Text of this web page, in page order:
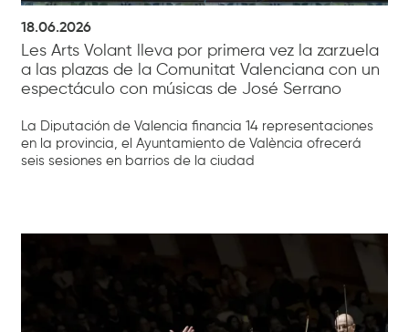
18.06.2026
Les Arts Volant lleva por primera vez la zarzuela
a las plazas de la Comunitat Valenciana con un
espectáculo con músicas de José Serrano
La Diputación de Valencia financia 14 representaciones
en la provincia, el Ayuntamiento de València ofrecerá
seis sesiones en barrios de la ciudad